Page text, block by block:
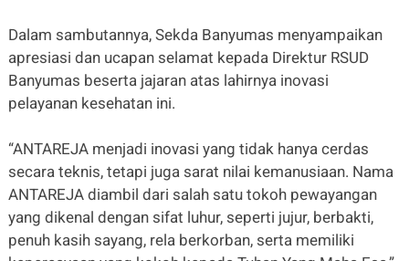
Dalam sambutannya, Sekda Banyumas menyampaikan
apresiasi dan ucapan selamat kepada Direktur RSUD
Banyumas beserta jajaran atas lahirnya inovasi
pelayanan kesehatan ini.
“ANTAREJA menjadi inovasi yang tidak hanya cerdas
secara teknis, tetapi juga sarat nilai kemanusiaan. Nama
ANTAREJA diambil dari salah satu tokoh pewayangan
yang dikenal dengan sifat luhur, seperti jujur, berbakti,
penuh kasih sayang, rela berkorban, serta memiliki